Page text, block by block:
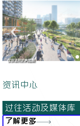
仅供说明的构想图
资讯中心
过往活动及媒体库
了解更多